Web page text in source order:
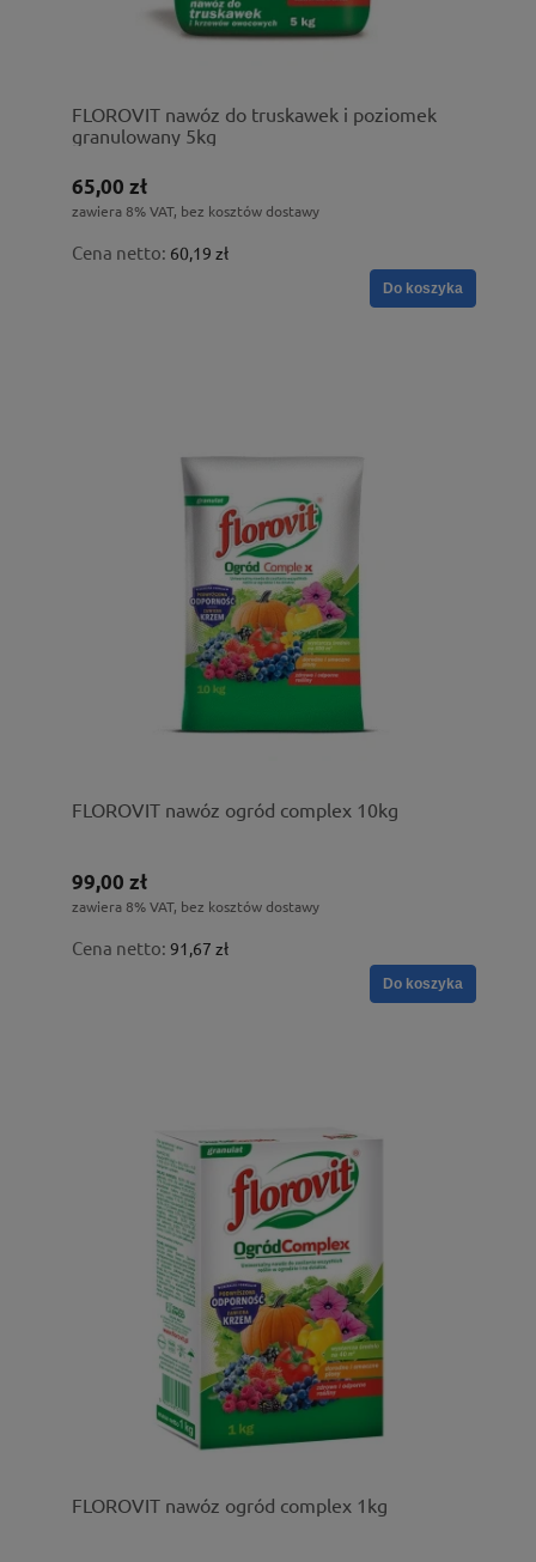
FLOROVIT nawóz do truskawek i poziomek
granulowany 5kg
65,00 zł
zawiera 8% VAT, bez kosztów dostawy
Cena netto: 60,19 zł
Do koszyka
FLOROVIT nawóz ogród complex 10kg
99,00 zł
zawiera 8% VAT, bez kosztów dostawy
Cena netto: 91,67 zł
Do koszyka
FLOROVIT nawóz ogród complex 1kg